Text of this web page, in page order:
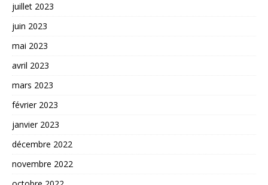
juillet 2023
juin 2023
mai 2023
avril 2023
mars 2023
février 2023
janvier 2023
décembre 2022
novembre 2022